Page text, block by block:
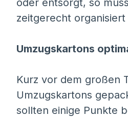
oder entsorgt, so
zeitgerecht
Umzugskartons
Kurz vor dem großen
Umzugskartons
sollten einige Punkte